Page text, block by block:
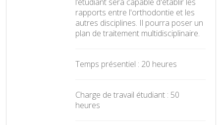
rapports entre l'orthodontie et les
autres disciplines. Il pourra poser un
plan de traitement multidisciplinaire.
Temps présentiel : 20 heures
Charge de travail étudiant : 50
heures